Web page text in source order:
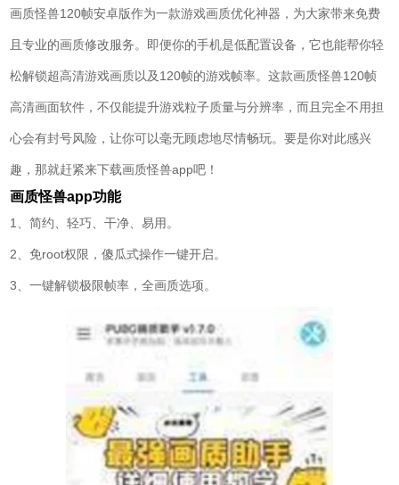
软件
120帧的软件
画质怪兽120帧安卓版作为一款游戏画质优化神器，为大家带来免费
且专业的画质修改服务。即便你的手机是低配置设备，它也能帮你轻
松解锁超高清游戏画质以及120帧的游戏帧率。这款画质怪兽120帧
高清画面软件，不仅能提升游戏粒子质量与分辨率，而且完全不用担
心会有封号风险，让你可以毫无顾虑地尽情畅玩。要是你对此感兴
趣，那就赶紧来下载画质怪兽app吧！
画质怪兽app功能
1、简约、轻巧、干净、易用。
2、免root权限，傻瓜式操作一键开启。
3、一键解锁极限帧率，全画质选项。